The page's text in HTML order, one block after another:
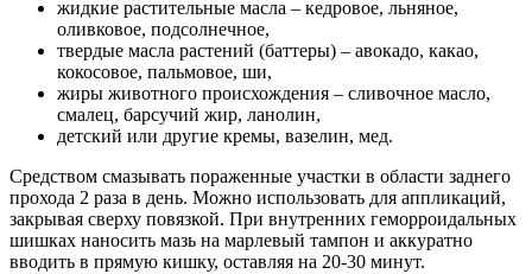
жидкие растительные масла – кедровое, льняное,
оливковое, подсолнечное,
твердые масла растений (баттеры) – авокадо, какао,
кокосовое, пальмовое, ши,
жиры животного происхождения – сливочное масло,
смалец, барсучий жир, ланолин,
детский или другие кремы, вазелин, мед.
Средством смазывать пораженные участки в области заднего
прохода 2 раза в день. Можно использовать для аппликаций,
закрывая сверху повязкой. При внутренних геморроидальных
шишках наносить мазь на марлевый тампон и аккуратно
вводить в прямую кишку, оставляя на 20-30 минут.